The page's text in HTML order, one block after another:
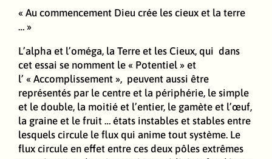
« Au commencement Dieu crée les cieux et la terre
… »
L’alpha et l’oméga, la Terre et les Cieux, qui dans
cet essai se nomment le « Potentiel » et
l’ « Accomplissement », peuvent aussi être
représentés par le centre et la périphérie, le simple
et le double, la moitié et l’entier, le gamète et l’œuf,
la graine et le fruit … états instables et stables entre
lesquels circule le flux qui anime tout système. Le
flux circule en effet entre ces deux pôles extrêmes